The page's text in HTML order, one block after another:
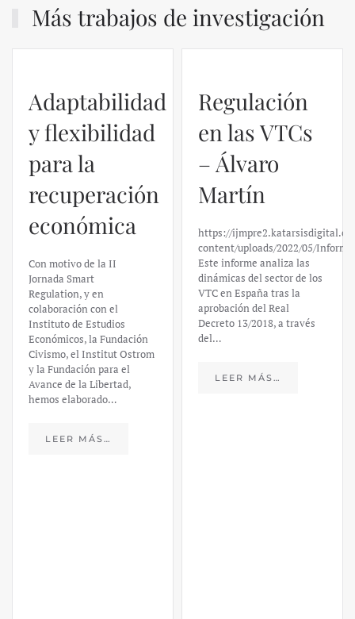
Más trabajos de investigación
Adaptabilidad
y flexibilidad
para la
recuperación
económica
Con motivo de la II
Jornada Smart
Regulation, y en
colaboración con el
Instituto de Estudios
Económicos, la Fundación
Civismo, el Institut Ostrom
y la Fundación para el
Avance de la Libertad,
hemos elaborado…
LEER MÁS…
Regulación
en las VTCs
– Álvaro
Martín
https://
content/uploads/2022/05/
Este informe analiza las
dinámicas del sector de los
VTC en España tras la
aprobación del Real
Decreto 13/2018, a través
del…
LEER MÁS…